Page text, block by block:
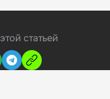
этой статьей